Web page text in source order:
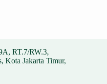
RT.7/RW.3,
Kota Jakarta Timur,